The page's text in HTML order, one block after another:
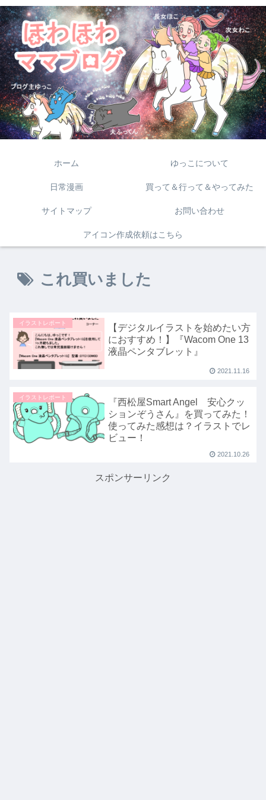
ホーム ゆっこについて
日常漫画 買って＆行って＆やってみた
サイトマップ お問い合わせ
アイコン作成依頼はこちら
これ買いました
イラストレポート
【デジタルイラストを始めたい方
におすすめ！】『Wacom One 13
液晶ペンタブレット』
2021.11.16
イラストレポート
『西松屋Smart Angel 安心クッ
ションぞうさん』を買ってみた！
使ってみた感想は？イラストでレ
ビュー！
2021.10.26
スポンサーリンク